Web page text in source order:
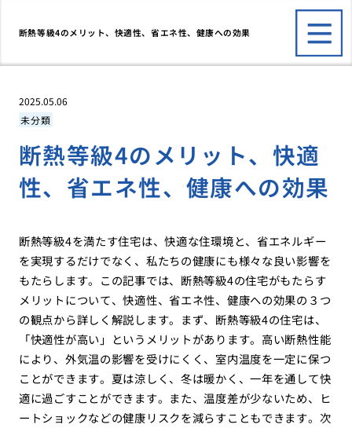
断熱等級4のメリット、快適性、省エネ性、健康への効果
2025.05.06
未分類
断熱等級4のメリット、快適
性、省エネ性、健康への効果
断熱等級4を満たす住宅は、快適な住環境と、省エネルギー
を実現するだけでなく、私たちの健康にも様々な良い影響を
もたらします。この記事では、断熱等級4の住宅がもたらす
メリットについて、快適性、省エネ性、健康への効果の３つ
の観点から詳しく解説します。まず、断熱等級4の住宅は、
「快適性が高い」というメリットがあります。高い断熱性能
により、外気温の影響を受けにくく、室内温度を一定に保つ
ことができます。夏は涼しく、冬は暖かく、一年を通して快
適に過ごすことができます。また、温度差が少ないため、ヒ
ートショックなどの健康リスクを減らすこともできます。次